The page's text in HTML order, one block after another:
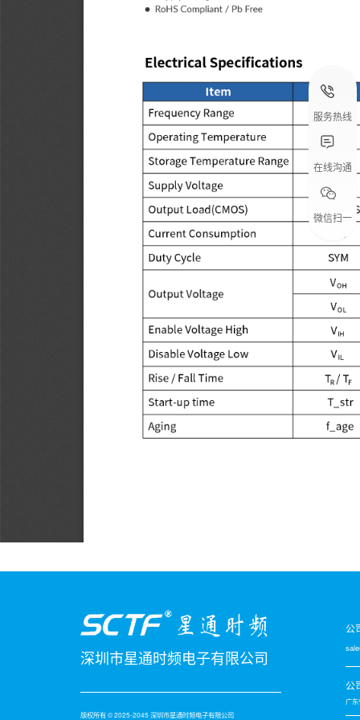
深圳市星通时频电子有限公司
版权所有 © 2025-2045 深圳市星通时频电子有限公司
公
公
广
服务热线
在线沟通
微信扫一